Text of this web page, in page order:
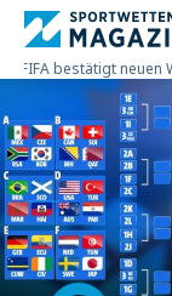
FIFA bestätigt neuen